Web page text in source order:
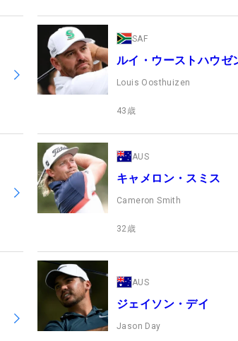
SAF
ルイ・ウーストハウゼ
Louis Oosthuizen
43 歳
AUS
キャメロン・スミス
Cameron Smith
32 歳
AUS
ジェイソン・デイ
Jason Day